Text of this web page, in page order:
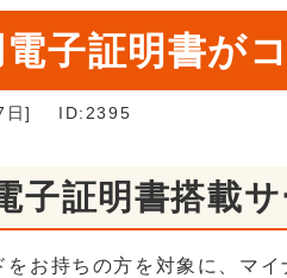
子証明書が
日] ID:2395
子証明書搭載
をお持ちの方を対象に、マ